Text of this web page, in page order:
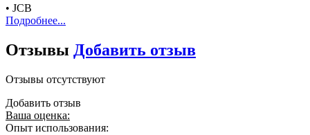
• JCB
Подробнее...
Отзывы Добавить отзыв
Отзывы отсутствуют
Добавить отзыв
Ваша оценка:
Опыт использования: